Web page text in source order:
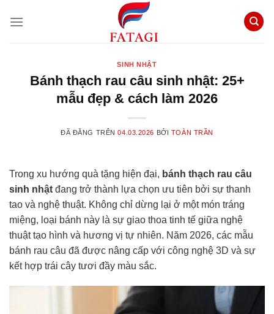
đến
SINH NHẬT
Bánh thạch rau câu sinh nhật: 25+
mẫu đẹp & cách làm 2026
ĐÃ ĐĂNG TRÊN04.03.2026 BỞI TOÀN TRẦN
Trong xu hướng quà tặng hiện đại, bánh thạch rau câu
sinh nhật đang trở thành lựa chọn ưu tiên bởi sự thanh
tao và nghệ thuật. Không chỉ dừng lại ở một món tráng
miệng, loại bánh này là sự giao thoa tinh tế giữa nghệ
thuật tạo hình và hương vị tự nhiên. Năm 2026, các mẫu
bánh rau câu đã được nâng cấp với công nghệ 3D và sự
kết hợp trái cây tươi đầy màu sắc.